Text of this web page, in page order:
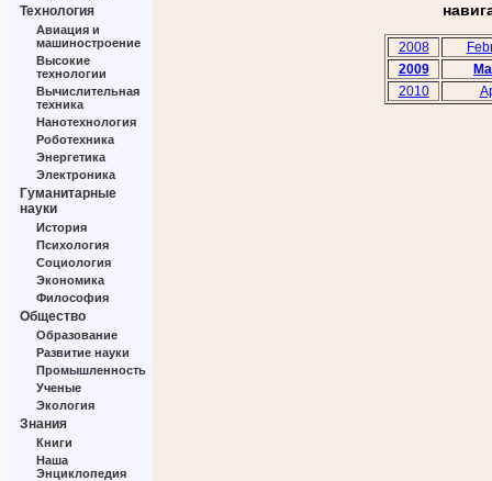
Технология
Авиация и
машиностроение
Высокие
технологии
Вычислительная
техника
Нанотехнология
Роботехника
Энергетика
Электроника
Гуманитарные
науки
История
Психология
Социология
Экономика
Философия
Общество
Образование
Развитие науки
Промышленность
Ученые
Экология
Знания
Книги
Наша
Энциклопедия
2008
2009
2010